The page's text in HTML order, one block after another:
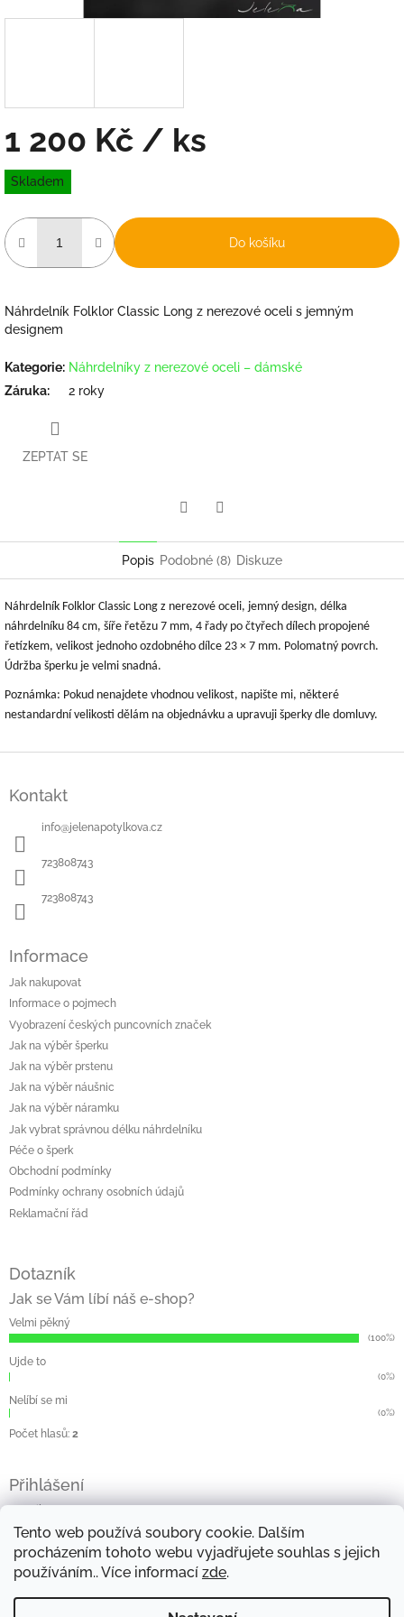
Tento web používá soubory cookie. Dalším
procházením tohoto webu vyjadřujete souhlas s jejich
používáním.. Více informací zde.
1 200 Kč / ks
Měrná
cena:
Skladem
Do košíku
Náhrdelník Folklor Classic Long z nerezové oceli s jemným
designem
Kategorie: Náhrdelníky z nerezové oceli – dámské
Záruka: 2 roky
ZEPTAT SE
Popis Podobné (8) Diskuze
Náhrdelník Folklor Classic Long z nerezové oceli, jemný design, délka
náhrdelníku 84 cm, šíře řetězu 7 mm, 4 řady po čtyřech dílech propojené
řetízkem, velikost jednoho ozdobného dílce 23 × 7 mm. Polomatný povrch.
Údržba šperku je velmi snadná.
Poznámka: Pokud nenajdete vhodnou velikost, napište mi, některé
nestandardní velikosti dělám na objednávku a upravuji šperky dle domluvy.
Kontakt
info@jelenapotylkova.cz
723808743
723808743
Informace
Jak nakupovat
Informace o pojmech
Vyobrazení českých puncovních značek
Jak na výběr šperku
Jak na výběr prstenu
Jak na výběr náušnic
Jak na výběr náramku
Jak vybrat správnou délku náhrdelníku
Péče o šperk
Obchodní podmínky
Podmínky ochrany osobních údajů
Reklamační řád
Dotazník
Jak se Vám líbí náš e-shop?
Velmi pěkný
(100%)
Ujde to
(0%)
Nelíbí se mi
(0%)
Počet hlasů: 2
Přihlášení
Zapomenuté heslo